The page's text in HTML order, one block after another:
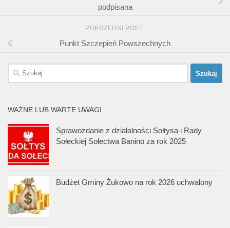
podpisana
POPRZEDNI POST
Punkt Szczepień Powszechnych
Szukaj:
WAŻNE LUB WARTE UWAGI
Sprawozdanie z działalności Sołtysa i Rady
Sołeckiej Sołectwa Banino za rok 2025
Budżet Gminy Żukowo na rok 2026 uchwalony